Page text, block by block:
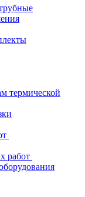
термической
работ